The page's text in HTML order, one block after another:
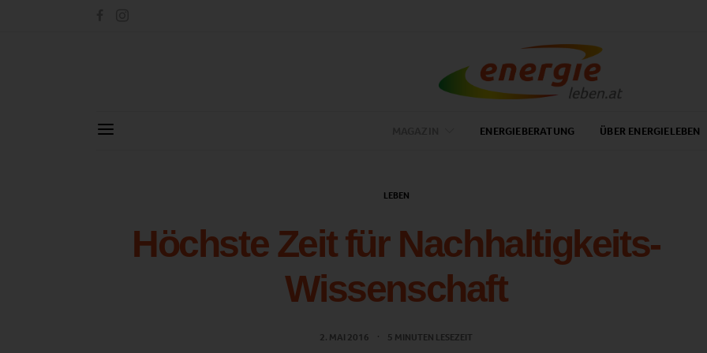
ENERGIEBERATUNG ÜBER ENERGIELEBEN
LEBEN
Höchste Zeit für Nachhaltigkeits-
Wissenschaft
2. MAI 2016 5 MINUTEN LESEZEIT